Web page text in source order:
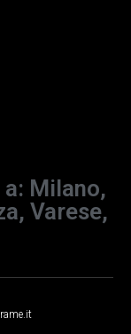
Milano,
Varese,